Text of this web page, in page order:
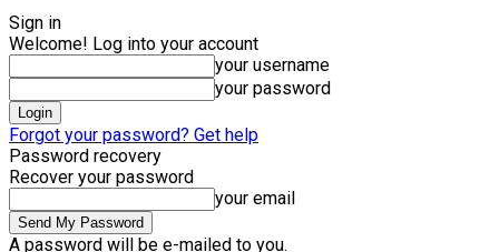
Sign in
Welcome! Log into your account
your username
your password
Forgot your password? Get help
Password recovery
Recover your password
your email
A password will be e-mailed to you.